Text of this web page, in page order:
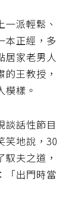
派輕鬆、
本正經，多
居家老男人
王教授，
樣。
談話性節目
笑地說，30
夫之道，
「出門時當